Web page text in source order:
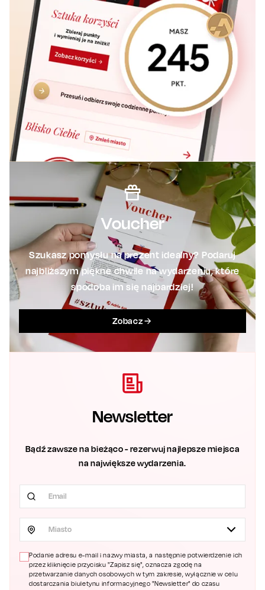
Voucher
Szukasz pomysłu na prezent idealny? Podaruj
najbliższym piękne chwile na wydarzeniu, które
spodoba im się najbardziej!
Zobacz
Newsletter
Bądź zawsze na bieżąco - rezerwuj najlepsze miejsca
na największe wydarzenia.
Miasto
Podanie adresu e-mail i nazwy miasta, a następnie potwierdzenie ich
przez kliknięcie przycisku "Zapisz się", oznacza zgodę na
przetwarzanie danych osobowych w tym zakresie, wyłącznie w celu
dostarczania biuletynu informacyjnego "Newsletter" do czasu